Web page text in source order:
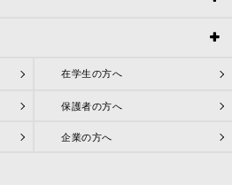
在学生の方へ
保護者の方へ
企業の方へ